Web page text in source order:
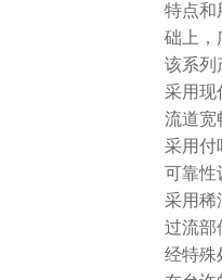
特点和
础上，
该系列
采用现
流道宽
采用付
可靠性
采用稀
过流部
经特殊